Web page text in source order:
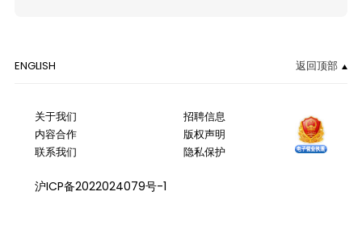
ENGLISH 返回顶部
关于我们
内容合作
联系我们
招聘信息
版权声明
隐私保护
沪ICP备2022024079号-1